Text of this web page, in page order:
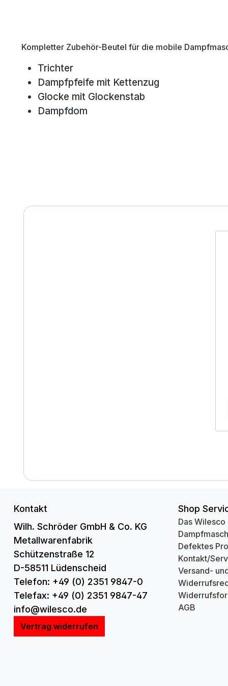
Kompletter Zubehör-Beutel für die mobile
Trichter
Dampfpfeife mit Kettenzug
Glocke mit Glockenstab
Dampfdom
Kontakt
Wilh. Schröder GmbH & Co. KG
Metallwarenfabrik
Schützenstraße 12
D-58511 Lüdenscheid
Telefon: +49 (0) 2351 9847-0
Telefax: +49 (0) 2351 9847-47
info@wilesco.de
Vertrag widerrufen
Shop
Das
Defektes
Kontakt/
Versand-
AGB